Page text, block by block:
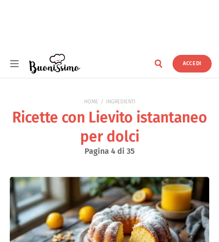
ACCEDI
HOME INGREDIENTI
Ricette con Lievito istantaneo
per dolci
Pagina 4 di 35